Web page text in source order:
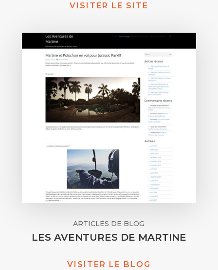
VISITER LE SITE
ARTICLES DE BLOG
LES AVENTURES DE MARTINE
VISITER LE BLOG